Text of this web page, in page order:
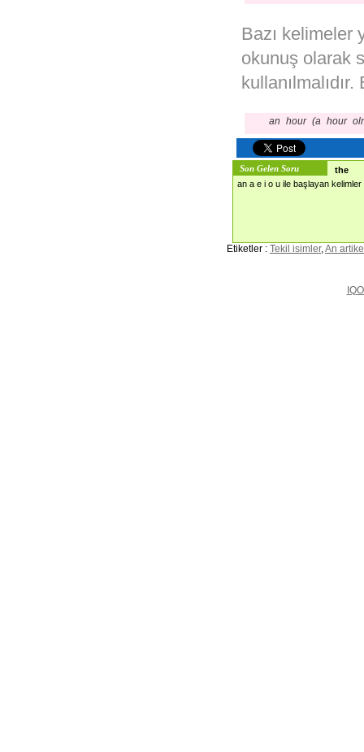
Bazı kelimeler
okunuş olarak
an hour (a hour
Son Gelen Soru
the
an a e i o u ile başlayan
Etiketler : Tekil isimler,An